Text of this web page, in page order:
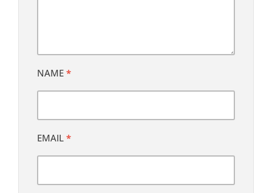
NAME *
EMAIL *